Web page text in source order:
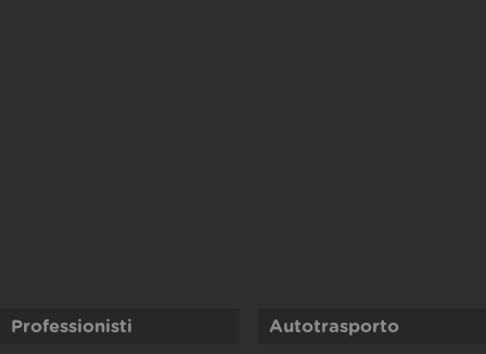
Professionisti Autotrasporto